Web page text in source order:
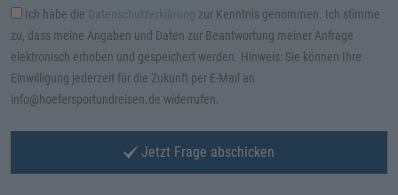
Ich habe die Datenschutzerklärung zur Kenntnis genommen. Ich stimme
zu, dass meine Angaben und Daten zur Beantwortung meiner Anfrage
elektronisch erhoben und gespeichert werden. Hinweis: Sie können Ihre
Einwilligung jederzeit für die Zukunft per E-Mail an
info@hoefersportundreisen.de widerrufen.
Jetzt Frage abschicken